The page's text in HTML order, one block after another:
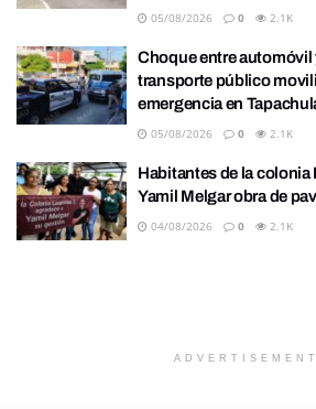
05/08/2026 0 2.1K
Choque entre automóvil
transporte público
emergencia en
05/08/2026 0 2.1K
Habitantes de la colonia
Yamil Melgar obra de
04/08/2026 0 2.1K
ADVERTISEMENT